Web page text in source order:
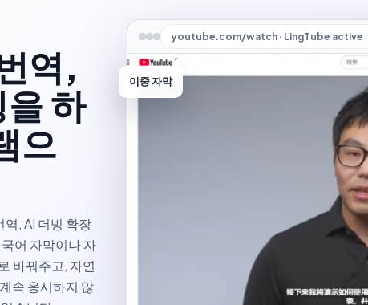
역,
하
으
, AI 더빙 확장
어 자막이나 자
바꿔주고, 자연
속 응시하지 않
youtube.com/watch · LingTube active
이중 자막